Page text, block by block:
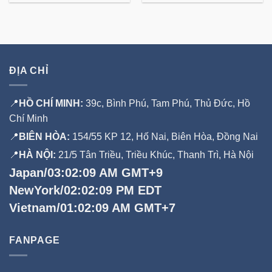
ĐỊA CHỈ
📍 HỒ CHÍ MINH: 39c, Bình Phú, Tam Phú, Thủ Đức, Hồ
Chí Minh
📍 BIÊN HÒA: 154/55 KP 12, Hố Nai, Biên Hòa, Đồng Nai
📍 HÀ NỘI: 21/5 Tân Triều, Triều Khúc, Thanh Trì, Hà Nội
Japan/03:02:10 AM GMT+9
NewYork/02:02:10 PM EDT
Vietnam/01:02:10 AM GMT+7
FANPAGE